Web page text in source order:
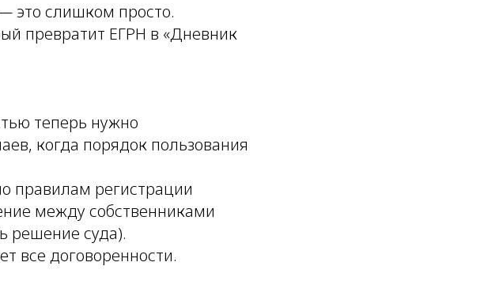
это слишком просто.
превратит ЕГРН в «Дневник
теперь нужно
когда порядок пользования
правилам регистрации
между собственниками
решение суда).
все договоренности.